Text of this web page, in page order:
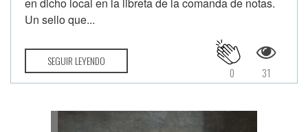
Un sello que...
SEGUIR LEYENDO
31
0